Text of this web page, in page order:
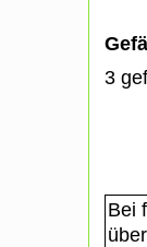
3
Bei